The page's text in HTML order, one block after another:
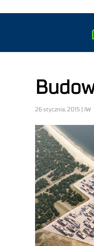
26 stycznia, 2015 | IW